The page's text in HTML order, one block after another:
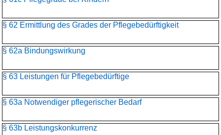
§ 62 Ermittlung des Grades der Pflegebedürftigkeit
§ 62a Bindungswirkung
§ 63 Leistungen für Pflegebedürftige
§ 63a Notwendiger pflegerischer Bedarf
§ 63b Leistungskonkurrenz